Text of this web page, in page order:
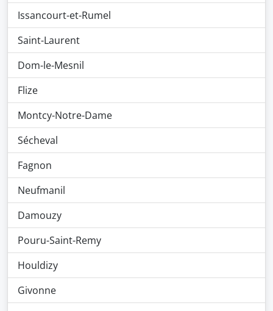
Issancourt-et-Rumel
Saint-Laurent
Dom-le-Mesnil
Flize
Montcy-Notre-Dame
Sécheval
Fagnon
Neufmanil
Damouzy
Pouru-Saint-Remy
Houldizy
Givonne